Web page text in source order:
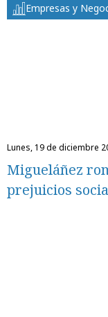
Empresas y
lunes, 19 de diciembre
Migueláñez
prejuicios